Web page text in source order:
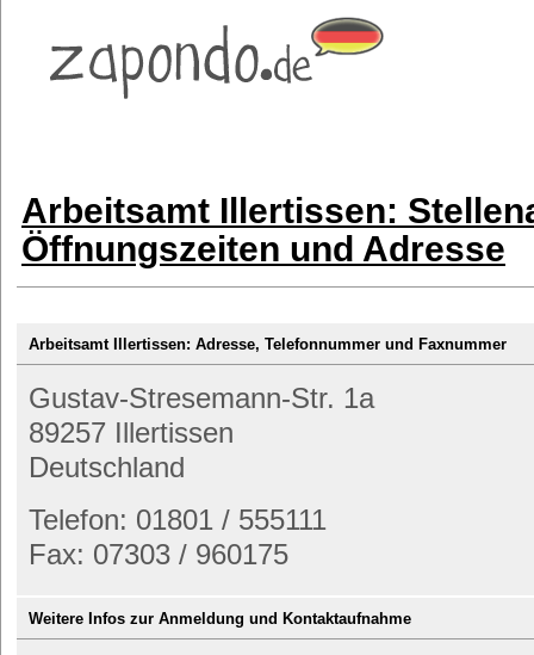
Arbeitsamt Illertissen:
Öffnungszeiten und Adresse
Arbeitsamt Illertissen: Adresse, Telefonnummer und Faxnummer
Gustav-Stresemann-Str. 1a
89257 Illertissen
Deutschland
Telefon: 01801 / 555111
Fax: 07303 / 960175
Weitere Infos zur Anmeldung und Kontaktaufnahme